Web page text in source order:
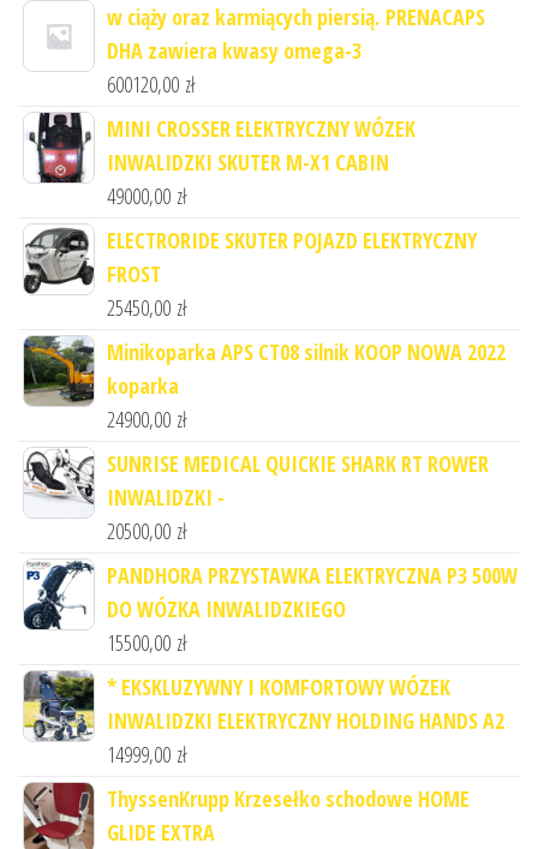
w ciąży oraz karmiących piersią. PRENACAPS
DHA zawiera kwasy omega-3
600120,00 zł
MINI CROSSER ELEKTRYCZNY WÓZEK
INWALIDZKI SKUTER M-X1 CABIN
49000,00 zł
ELECTRORIDE SKUTER POJAZD ELEKTRYCZNY
FROST
25450,00 zł
Minikoparka APS CT08 silnik KOOP NOWA 2022
koparka
24900,00 zł
SUNRISE MEDICAL QUICKIE SHARK RT ROWER
INWALIDZKI -
20500,00 zł
PANDHORA PRZYSTAWKA ELEKTRYCZNA P3 500W
DO WÓZKA INWALIDZKIEGO
15500,00 zł
* EKSKLUZYWNY I KOMFORTOWY WÓZEK
INWALIDZKI ELEKTRYCZNY HOLDING HANDS A2
14999,00 zł
ThyssenKrupp Krzesełko schodowe HOME
GLIDE EXTRA